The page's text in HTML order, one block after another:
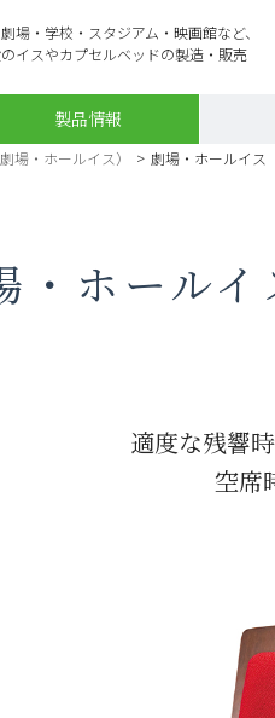
場・学校・スタジアム・映画館など、
イスやカプセルベッドの製造・販売
製品情報
場・ホールイス） > 劇場・ホールイス
・ホール
適度な残響
空席